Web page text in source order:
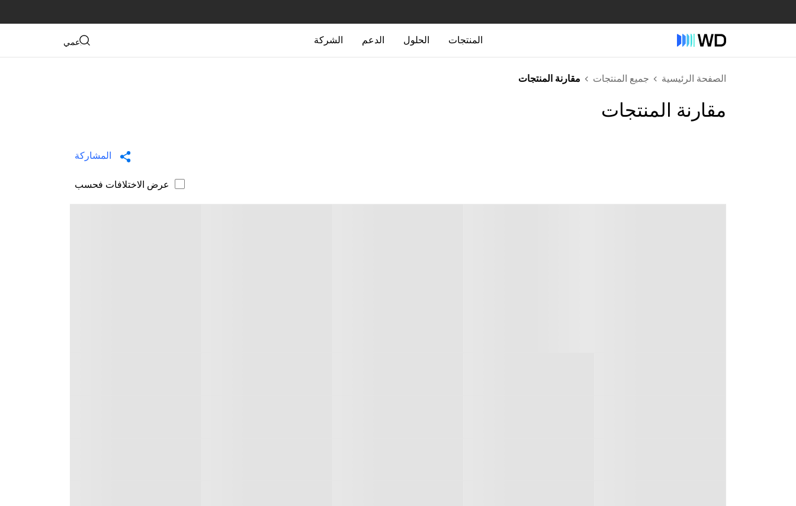
المنتجات الحلول الدعم الشركة دعمي
الصفحة الرئيسية جميع المنتجات مقارنة المنتجات
مقارنة المنتجات
المشاركة
عرض الاختلافات فحسب